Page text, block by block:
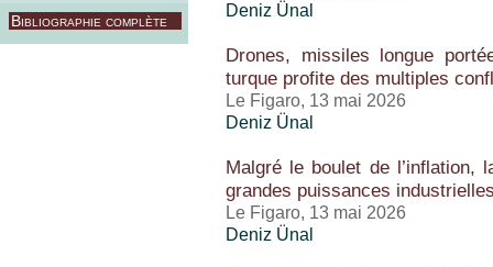
Bibliographie complète
Deniz Ünal
Drones, missiles longue
turque profite des multiples
Le Figaro, 13 mai 2026
Deniz Ünal
Malgré le boulet de l’inflation,
grandes puissances
Le Figaro, 13 mai 2026
Deniz Ünal